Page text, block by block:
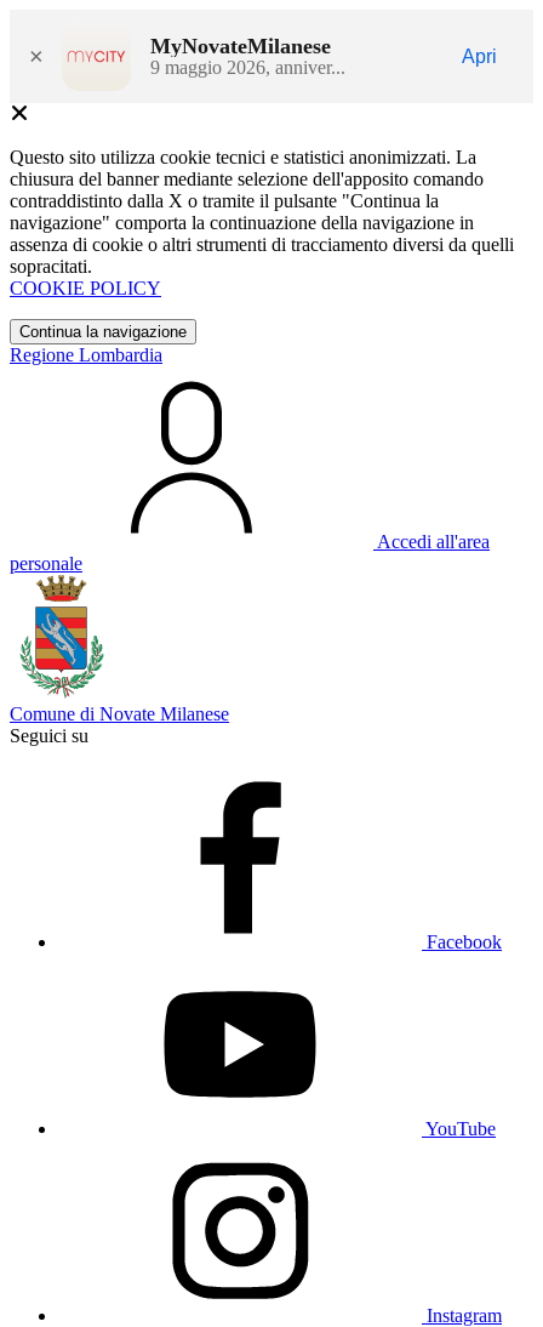
× MyNovateMilanese
9 maggio 2026, anniver...
Apri
Questo sito utilizza cookie tecnici e statistici anonimizzati. La
chiusura del banner mediante selezione dell'apposito comando
contraddistinto dalla X o tramite il pulsante "Continua la
navigazione" comporta la continuazione della navigazione in
assenza di cookie o altri strumenti di tracciamento diversi da quelli
sopracitati.
COOKIE POLICY
Continua la navigazione
Regione Lombardia
Accedi all'area
personale
Comune di Novate Milanese
Seguici su
Facebook
YouTube
Instagram